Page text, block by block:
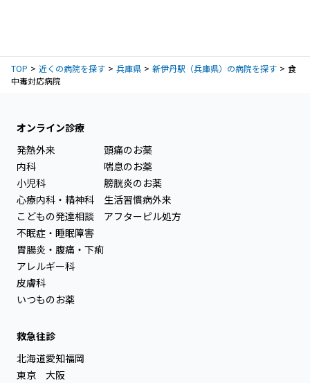
TOP 近くの病院を探す 兵庫県 新伊丹駅（兵庫県）の病院を探す
食
中毒対応病院
オンライン診療
発熱外来
内科
小児科
心療内科・精神科
こどもの発達相談
不眠症・睡眠障害
胃腸炎・腹痛・下痢
アレルギー科
皮膚科
いつものお薬
頭痛のお薬
喘息のお薬
膀胱炎のお薬
生活習慣病外来
アフターピル処方
救急往診
北海道
東京
愛知
大阪
福岡